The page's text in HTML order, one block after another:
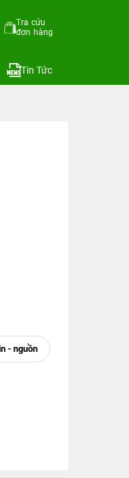
Tra cứu
đơn hàng
Tin Tức